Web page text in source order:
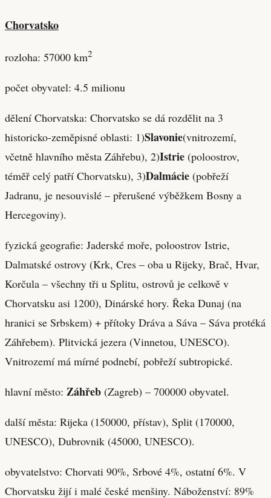
Chorvatsko
rozloha: 57000 km2
počet obyvatel: 4.5 milionu
dělení Chorvatska: Chorvatsko se dá rozdělit na 3
historicko-zeměpisné oblasti: 1)Slavonie(vnitrozemí,
včetně hlavního města Záhřebu), 2)Istrie (poloostrov,
téměř celý patří Chorvatsku), 3)Dalmácie (pobřeží
Jadranu, je nesouvislé – přerušené výběžkem Bosny a
Hercegoviny).
fyzická geografie: Jaderské moře, poloostrov Istrie,
Dalmatské ostrovy (Krk, Cres – oba u Rijeky, Brač, Hvar,
Korčula – všechny tři u Splitu, ostrovů je celkově v
Chorvatsku asi 1200), Dinárské hory. Řeka Dunaj (na
hranici se Srbskem) + přítoky Dráva a Sáva – Sáva protéká
Záhřebem). Plitvická jezera (Vinnetou, UNESCO).
Vnitrozemí má mírné podnebí, pobřeží subtropické.
hlavní město: Záhřeb (Zagreb) – 700000 obyvatel.
další města: Rijeka (150000, přístav), Split (170000,
UNESCO), Dubrovnik (45000, UNESCO).
obyvatelstvo: Chorvati 90%, Srbové 4%, ostatní 6%. V
Chorvatsku žijí i malé české menšiny. Náboženství: 89%